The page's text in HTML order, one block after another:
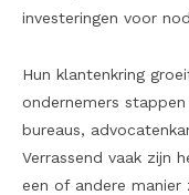
investeringen voor
Hun klantenkring
ondernemers
bureaus,
Verrassend vaak zijn
een of andere manier